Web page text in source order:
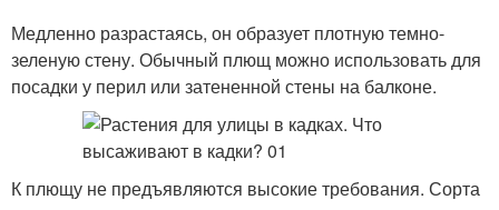
Медленно разрастаясь, он образует плотную темно-
зеленую стену. Обычный плющ можно использовать для
посадки у перил или затененной стены на балконе.
К плющу не предъявляются высокие требования. Сорта